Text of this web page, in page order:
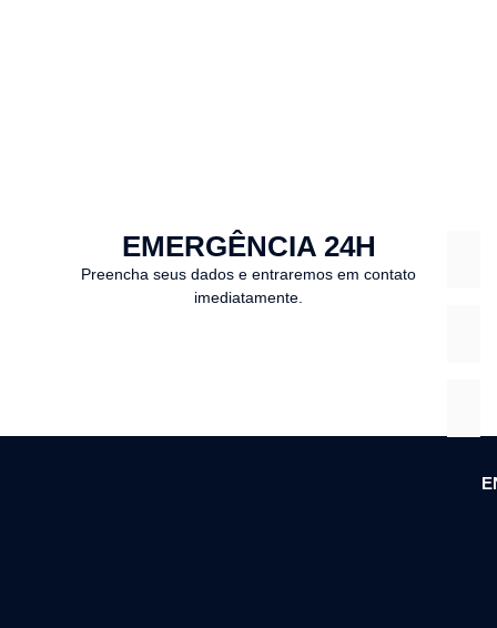
EMERGÊNCIA 24H
Preencha seus dados e entraremos em contato
imediatamente.